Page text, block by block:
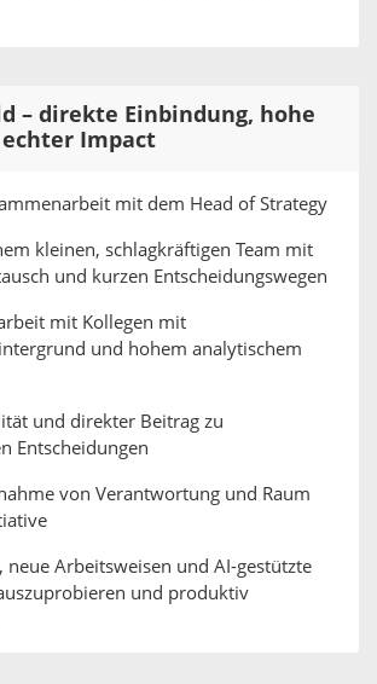
– direkte Einbindung, hohe
Impact
mit dem Head of Strategy
kleinen, schlagkräftigen Team mit
und kurzen Entscheidungswegen
mit Kollegen mit
und hohem analytischem
und direkter Beitrag zu
Entscheidungen
von Verantwortung und Raum
neue Arbeitsweisen und AI-gestützte
und produktiv